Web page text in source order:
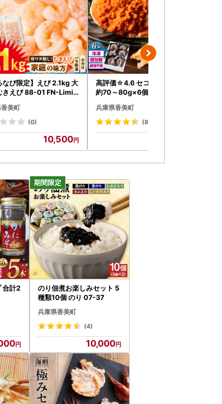
場合がございますので、あらかじめご了承く
いましたら、大変お手数ではございますがお
る場合がございますのであらかじめご了承く
ご寄附をいただきました後、３週間以内に返
をお願いいたします。
す。
ことはできかねます。
。
なび限定】えび 2.1kg 大
きえび 88-01 FN-Limit
美町
(0)
10,500
高評価☆4.6 セコガニ 甲羅盛り
約70～80g×6個 総量420g以
兵庫県香美町
(89)
合計2
のり佃煮お楽しみセット 5
種類10個 のり 07-37
兵庫県香美町
(4)
10,000